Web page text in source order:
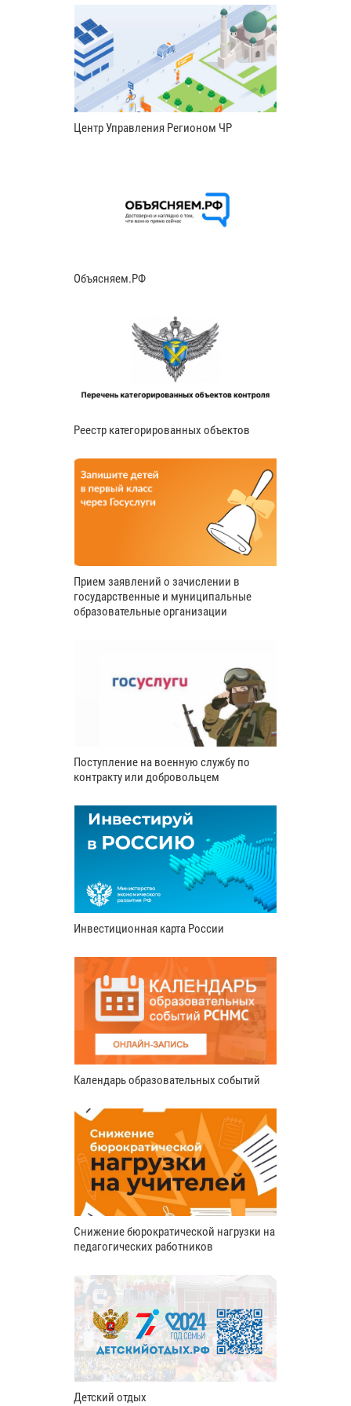
Центр Управления Регионом ЧР
Объясняем.РФ
Реестр категорированных объектов
Прием заявлений о зачислении в
государственные и муниципальные
образовательные организации
Поступление на военную службу по
контракту или добровольцем
Инвестиционная карта России
Календарь образовательных событий
Снижение бюрократической нагрузки на
педагогических работников
Детский отдых